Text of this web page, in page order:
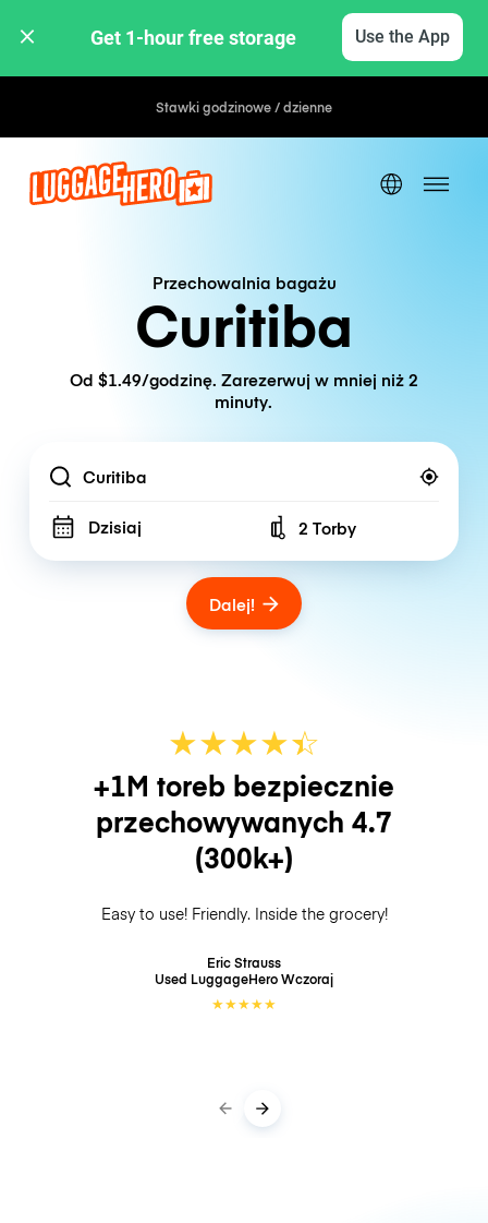
Get 1-hour free storage Use the App
Stawki godzinowe / dzienne
Przechowalnia bagażu
Curitiba
Od $1.49/godzinę. Zarezerwuj w mniej niż 2
minuty.
Location
Dzisiaj Number of bags
2 Torby
Dalej!
★★★★☆
★
+1M toreb bezpiecznie
przechowywanych 4.7
(300k+)
Easy to use! Friendly. Inside the grocery!
Eric Strauss
Used LuggageHeroWczoraj
★★★★★